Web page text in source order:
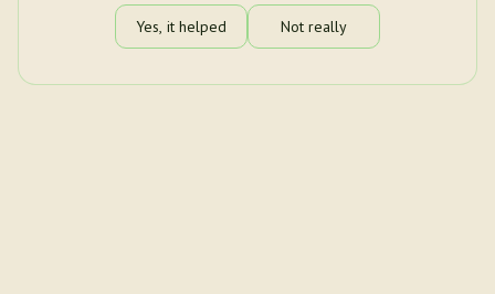
Yes, it helped Not really